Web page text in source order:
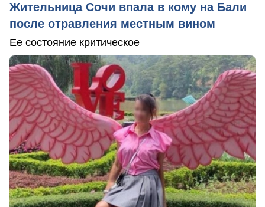
Жительница Сочи впала в кому на Бали
после отравления местным вином
Ее состояние критическое